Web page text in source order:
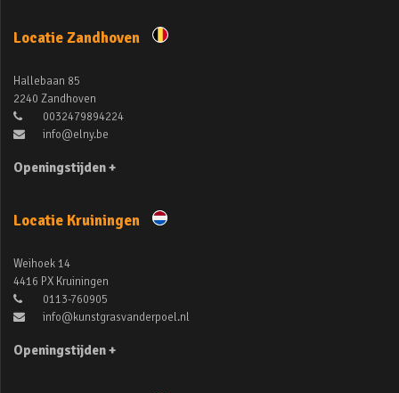
Locatie Zandhoven
Hallebaan 85
2240 Zandhoven
0032479894224
info@elny.be
Openingstijden +
Locatie Kruiningen
Weihoek 14
4416 PX Kruiningen
0113-760905
info@kunstgrasvanderpoel.nl
Openingstijden +